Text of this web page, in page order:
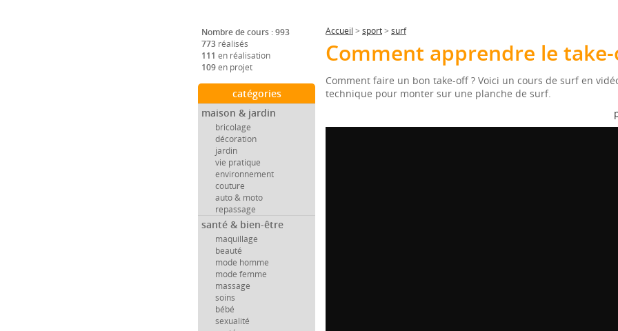
Nombre de cours : 993
773 réalisés
111 en réalisation
109en projet
catégories
maison & jardin
bricolage
décoration
jardin
vie pratique
environnement
couture
auto & moto
repassage
santé & bien-être
maquillage
beauté
mode homme
mode femme
massage
soins
bébé
sexualité
Accueil > sport> surf
Comment apprendre le
Comment faire un bon take-off ? Voici un cours de surf en
technique pour monter sur une planche de surf.